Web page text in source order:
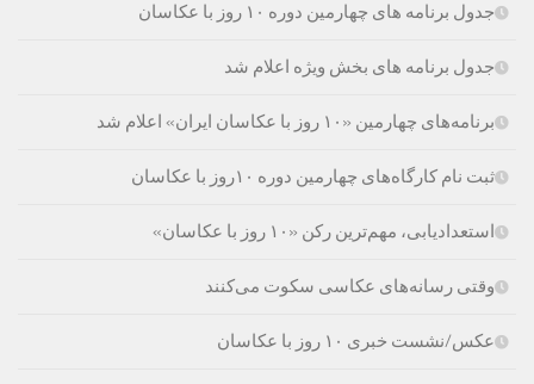
جدول برنامه های چهارمین دوره ۱۰ روز با عکاسان
جدول برنامه های بخش ویژه اعلام شد
برنامه‌های چهارمین «۱۰ روز با عکاسان ایران» اعلام شد
ثبت نام کارگاه‌های چهارمین دوره ۱۰روز با عکاسان
استعدادیابی، مهم‌ترین رکن «۱۰ روز با عکاسان»
وقتی رسانه‌های عکاسی سکوت می‌کنند
عکس/نشست خبری ۱۰ روز با عکاسان